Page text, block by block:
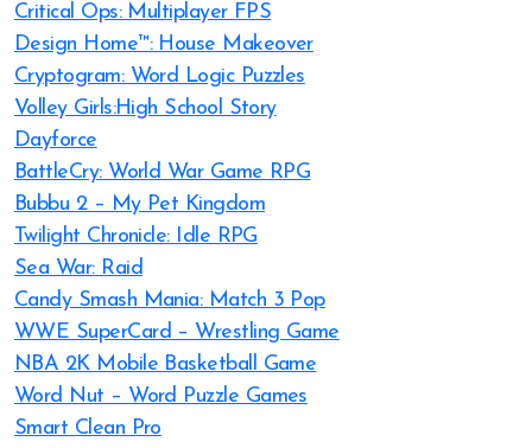
Critical Ops: Multiplayer FPS
Design Home™: House Makeover
Cryptogram: Word Logic Puzzles
Volley Girls:High School Story
Dayforce
BattleCry: World War Game RPG
Bubbu 2 – My Pet Kingdom
Twilight Chronicle: Idle RPG
Sea War: Raid
Candy Smash Mania: Match 3 Pop
WWE SuperCard – Wrestling Game
NBA 2K Mobile Basketball Game
Word Nut – Word Puzzle Games
Smart Clean Pro